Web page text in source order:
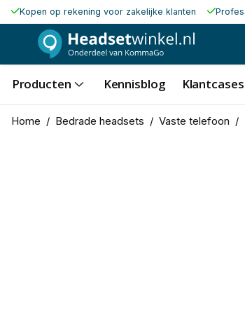
Kopen op rekening voor zakelijke klanten
Producten Kennisblog Klantcases
Home / Bedrade headsets / Vaste telefoon /